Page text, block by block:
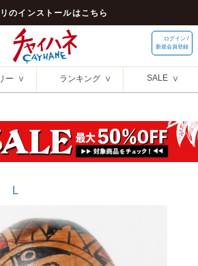
のインストールはこちら
ログイン /
新規会員登録
ー ランキング SALE
Ｌ